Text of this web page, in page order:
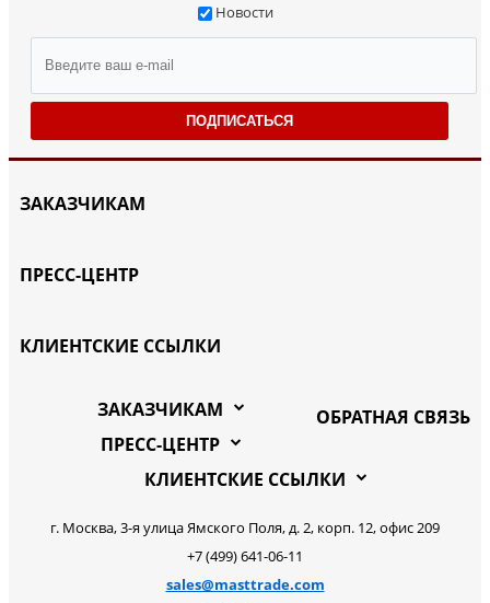
Новости
ПОДПИСАТЬСЯ
ЗАКАЗЧИКАМ
ПРЕСС-ЦЕНТР
КЛИЕНТСКИЕ ССЫЛКИ
ОБРАТНАЯ СВЯЗЬ
ЗАКАЗЧИКАМ
ПРЕСС-ЦЕНТР
КЛИЕНТСКИЕ ССЫЛКИ
г. Москва, 3-я улица Ямского Поля, д. 2, корп. 12, офис 209
+7 (499) 641-06-11
sales@masttrade.com